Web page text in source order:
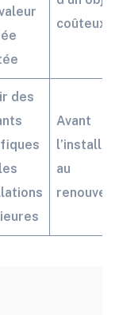
coûteux
des
Avant
au